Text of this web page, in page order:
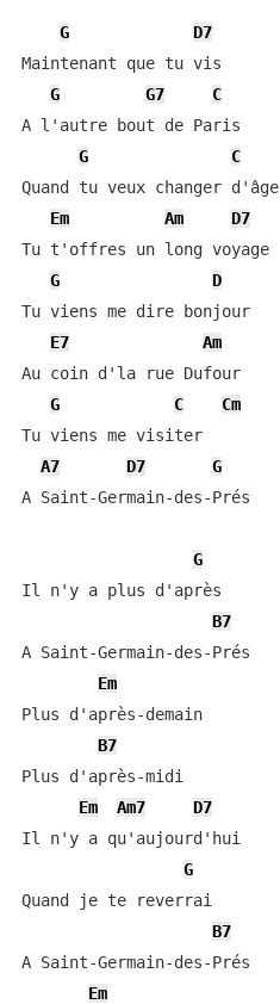
G
D7
Maintenant que tu vis
G
G7
C
A l'autre bout de Paris
G
C
Quand tu veux changer d'âge
Em
Am
D7
Tu t'offres un long voyage
G
D
Tu viens me dire bonjour
E7
Am
Au coin d'la rue Dufour
G
C
Cm
Tu viens me visiter
A7
D7
G
A Saint-Germain-des-Prés
G
Il n'y a plus d'après
B7
A Saint-Germain-des-Prés
Em
Plus d'après-demain
B7
Plus d'après-midi
Em
Am7
D7
Il n'y a qu'aujourd'hui
G
Quand je te reverrai
B7
A Saint-Germain-des-Prés
Em